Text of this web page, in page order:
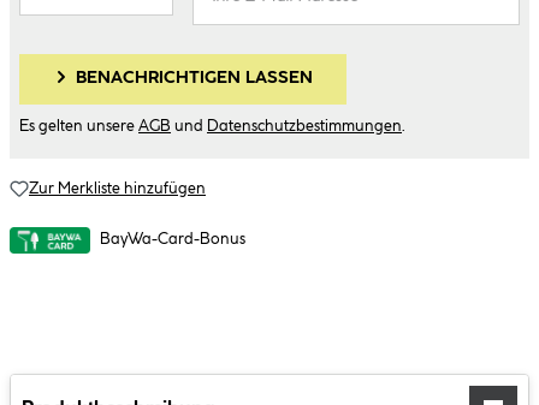
BENACHRICHTIGEN LASSEN
Es gelten unsere AGB und Datenschutzbestimmungen
Zur Merkliste hinzufügen
BayWa-Card-Bonus